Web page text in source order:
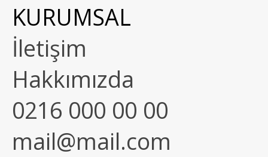
KURUMSAL
İletişim
Hakkımızda
0216 000 00 00
mail@mail.com